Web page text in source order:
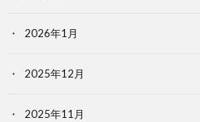
2026年1月
2025年12月
2025年11月